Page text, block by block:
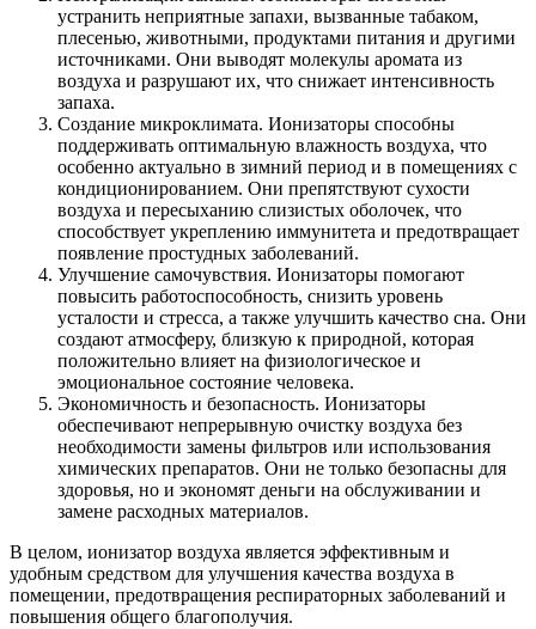
устранить неприятные запахи, вызванные табаком,
плесенью, животными, продуктами питания и другими
источниками. Они выводят молекулы аромата из
воздуха и разрушают их, что снижает интенсивность
запаха.
Создание микроклимата. Ионизаторы способны
поддерживать оптимальную влажность воздуха, что
особенно актуально в зимний период и в помещениях с
кондиционированием. Они препятствуют сухости
воздуха и пересыханию слизистых оболочек, что
способствует укреплению иммунитета и предотвращает
появление простудных заболеваний.
Улучшение самочувствия. Ионизаторы помогают
повысить работоспособность, снизить уровень
усталости и стресса, а также улучшить качество сна. Они
создают атмосферу, близкую к природной, которая
положительно влияет на физиологическое и
эмоциональное состояние человека.
Экономичность и безопасность. Ионизаторы
обеспечивают непрерывную очистку воздуха без
необходимости замены фильтров или использования
химических препаратов. Они не только безопасны для
здоровья, но и экономят деньги на обслуживании и
замене расходных материалов.
В целом, ионизатор воздуха является эффективным и
удобным средством для улучшения качества воздуха в
помещении, предотвращения респираторных заболеваний и
повышения общего благополучия.